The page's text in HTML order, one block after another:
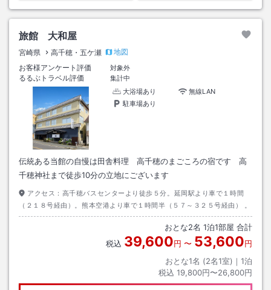
旅館 大和屋
宮崎県 高千穂・五ケ瀬
地図
お客様アンケート評価
対象外
るるぶトラベル評価
集計中
大浴場あり
無線LAN
駐車場あり
伝統ある当館の自慢は田舎料理 高千穂のまごころの宿です 高
千穂神社まで徒歩10分の立地にございます
アクセス： 高千穂バスセンターより徒歩５分。延岡駅より車で１時間
（２１８号経由）。熊本空港より車で１時間半（５７～３２５号経由） 。
おとな2名 1泊1部屋 合計
税込 39,600円 〜 53,600円
おとな1名 (2名1室)｜ 1泊
税込 19,800円〜26,800円